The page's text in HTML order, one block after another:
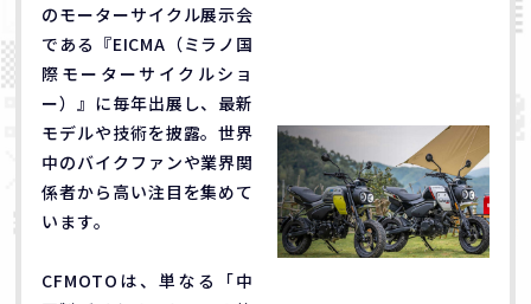
のモーターサイクル展示会
である『EICMA（ミラノ国
際モーターサイクルショ
ー）』に毎年出展し、最新
モデルや技術を披露。世界
中のバイクファンや業界関
係者から高い注目を集めて
います。
CFMOTOは、単なる「中